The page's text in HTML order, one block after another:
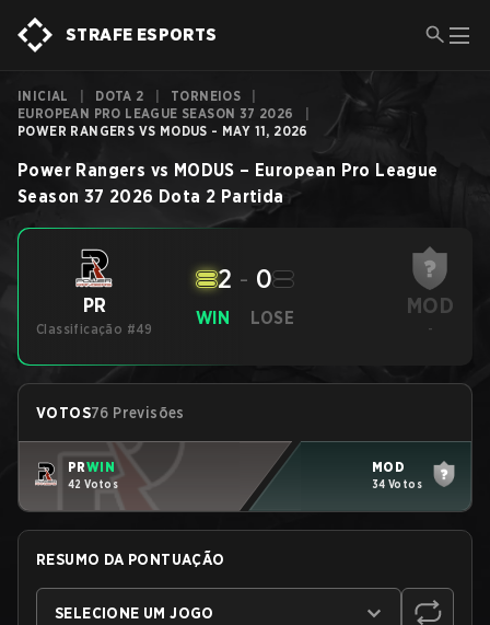
STRAFE ESPORTS
INICIAL DOTA 2 TORNEIOS
EUROPEAN PRO LEAGUE SEASON 37 2026
POWER RANGERS VS MODUS - MAY 11, 2026
Power Rangers vs MODUS – European Pro League
Season 37 2026 Dota 2 Partida
PR
Classificação #49
WIN
2 - 0
LOSE MOD
-
VOTOS76 Previsões
PRWIN
42 Votos
MOD
34 Votos
RESUMO DA PONTUAÇÃO
SELECIONE UM JOGO